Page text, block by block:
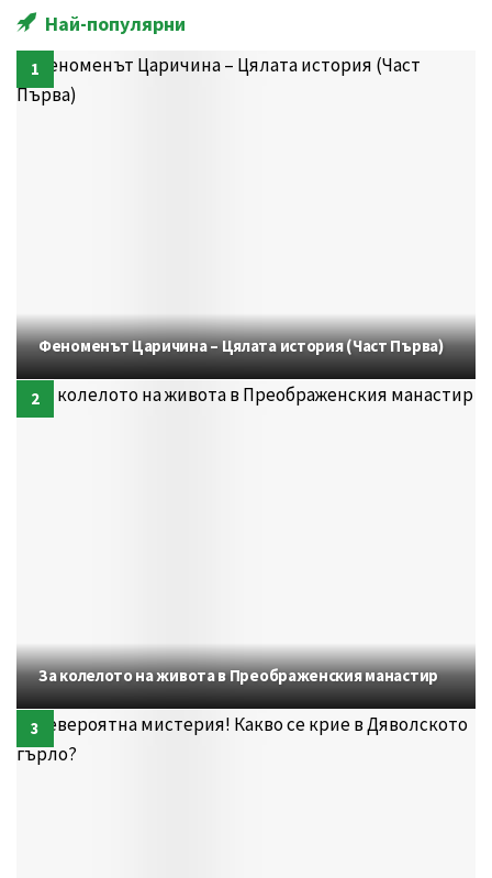
Най-популярни
Феноменът Царичина – Цялата история (Част Първа)
За колелото на живота в Преображенския манастир